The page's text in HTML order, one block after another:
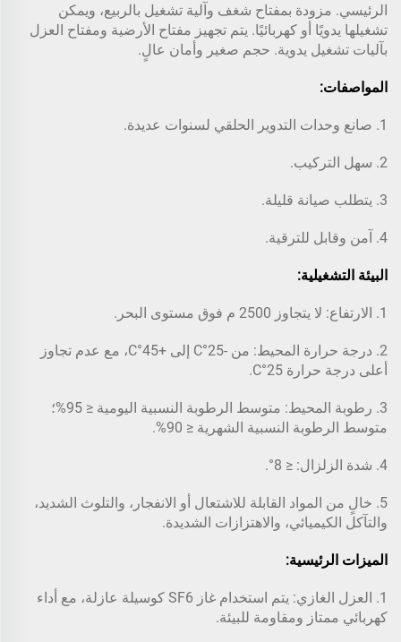
الرئيسي. مزودة بمفتاح شغف وآلية تشغيل بالربيع، ويمكن
تشغيلها يدويًا أو كهربائيًا. يتم تجهيز مفتاح الأرضية ومفتاح العزل
بآليات تشغيل يدوية. حجم صغير وأمان عالٍ.
المواصفات:
1. صانع وحدات التدوير الحلقي لسنوات عديدة.
2. سهل التركيب.
3. يتطلب صيانة قليلة.
4. آمن وقابل للترقية.
البيئة التشغيلية:
1. الارتفاع: لا يتجاوز 2500 م فوق مستوى البحر.
2. درجة حرارة المحيط: من -25°C إلى +45°C، مع عدم تجاوز
أعلى درجة حرارة 25°C.
3. رطوبة المحيط: متوسط الرطوبة النسبية اليومية ≤ 95%؛
متوسط الرطوبة النسبية الشهرية ≤ 90%.
4. شدة الزلزال: ≤ 8°.
5. خالٍ من المواد القابلة للاشتعال أو الانفجار، والتلوث الشديد،
والتآكل الكيميائي، والاهتزازات الشديدة.
الميزات الرئيسية:
1. العزل الغازي: يتم استخدام غاز SF6 كوسيلة عازلة، مع أداء
كهربائي ممتاز ومقاومة للبيئة.